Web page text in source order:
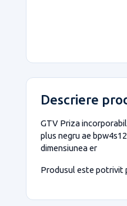
Descriere
GTV Priza
plus negru ae
dimensiunea er
Produsul este potrivit